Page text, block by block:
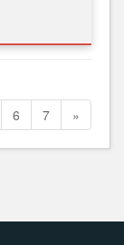
6 7 »